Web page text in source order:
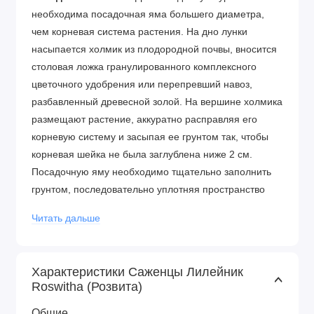
необходима посадочная яма большего диаметра,
чем корневая система растения. На дно лунки
насыпается холмик из плодородной почвы, вносится
столовая ложка гранулированного комплексного
цветочного удобрения или перепревший навоз,
разбавленный древесной золой. На вершине холмика
размещают растение, аккуратно расправляя его
корневую систему и засыпая ее грунтом так, чтобы
корневая шейка не была заглублена ниже 2 см.
Посадочную яму необходимо тщательно заполнить
грунтом, последовательно уплотняя пространство
Засыпанную землей лунку обильно увлажняют.
ежедневно поливают в течение 7 дней. Взрослые
лилейники увлажнят только при длительных засухах,
Читать дальше
Характеристики Саженцы Лилейник
Roswitha (Розвита)